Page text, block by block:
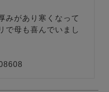
みがあり寒くなって
で母も喜んでいまし